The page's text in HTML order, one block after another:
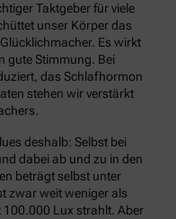
Taktgeber für viele
unser Körper das
Es wirkt
gute Stimmung. Bei
das Schlafhormon
stehen wir verstärkt
deshalb: Selbst bei
dabei ab und zu in den
beträgt selbst unter
zwar weit weniger als
100.000 Lux strahlt. Aber